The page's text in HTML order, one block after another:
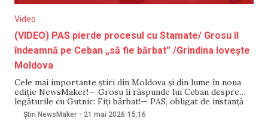
Video
(VIDEO) PAS pierde procesul cu Stamate/ Grosu îl
îndeamnă pe Ceban „să fie bărbat” /Grindina lovește
Moldova
Cele mai importante știri din Moldova și din lume în noua
ediție NewsMaker!— Grosu îi răspunde lui Ceban despre
legăturile cu Gutnic: Fiți bărbat!— PAS, obligat de instanță
să prezinte scuze publice Olesei Stamate— IGP: Șapte
demnitari au purtat simboluri interzise pe 9 mai— Cod
Știri NewsMaker - 21 mai 2026 15:16